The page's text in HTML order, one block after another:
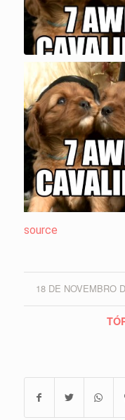
source
18 DE NOVEMBRO/